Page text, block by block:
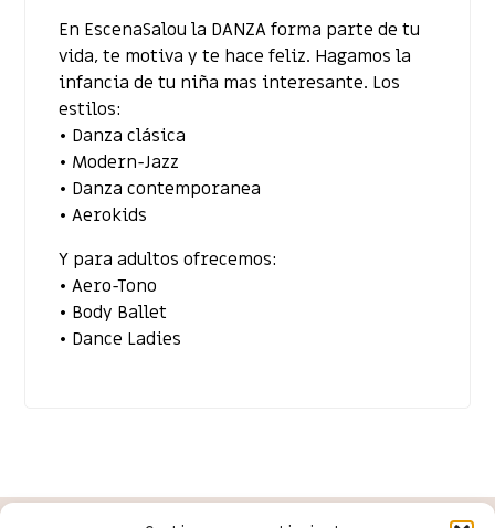
En EscenaSalou la DANZA forma parte de tu
vida, te motiva y te hace feliz. Hagamos la
infancia de tu niña mas interesante. Los
estilos:
• Danza clásica
• Modern-Jazz
• Danza contemporanea
• Aerokids
Y para adultos ofrecemos:
• Aero-Tono
• Body Ballet
• Dance Ladies